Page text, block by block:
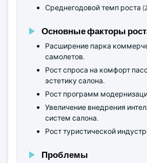
Среднегодовой темп роста
Основные факторы
Расширение парка
самолетов.
Рост спроса на комфорт
эстетику салона.
Рост программ
Увеличение внедрения
систем салона.
Рост туристической
Проблемы